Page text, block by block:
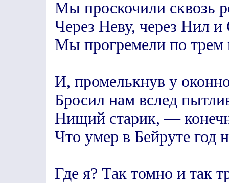
Мы проскочили сквозь
Через Неву, через Нил и
Мы прогремели по трем
И, промелькнув у
Бросил нам вслед
Нищий старик, —
Что умер в Бейруте год
Где я? Так томно и так